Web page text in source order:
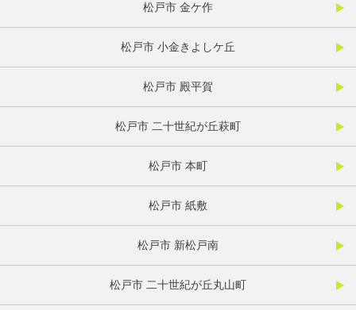
松戸市 金ケ作
松戸市 小金きよしケ丘
松戸市 殿平賀
松戸市 二十世紀が丘萩町
松戸市 本町
松戸市 紙敷
松戸市 新松戸南
松戸市 二十世紀が丘丸山町